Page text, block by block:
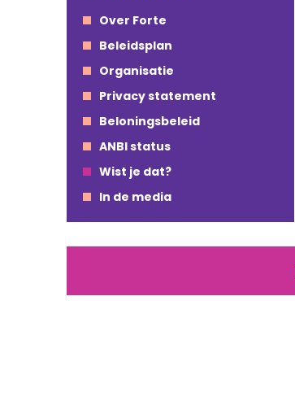
Over Forte
Beleidsplan
Organisatie
Privacy statement
Beloningsbeleid
ANBI status
Wist je dat?
In de media